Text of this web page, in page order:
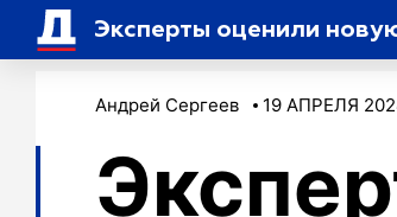
Эксперты оценили
Андрей Сергеев 19 АПРЕЛЯ